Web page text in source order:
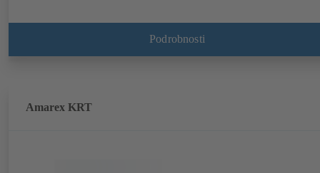
Podrobnosti
Amarex KRT